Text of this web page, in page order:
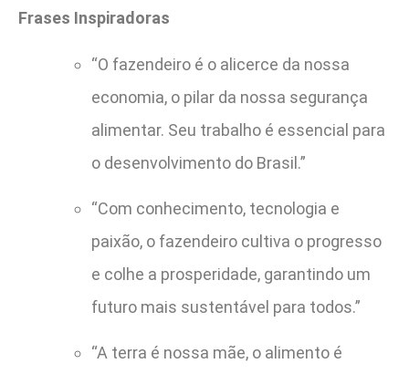
Frases Inspiradoras
“O fazendeiro é o alicerce da nossa
economia, o pilar da nossa segurança
alimentar. Seu trabalho é essencial para
o desenvolvimento do Brasil.”
“Com conhecimento, tecnologia e
paixão, o fazendeiro cultiva o progresso
e colhe a prosperidade, garantindo um
futuro mais sustentável para todos.”
“A terra é nossa mãe, o alimento é